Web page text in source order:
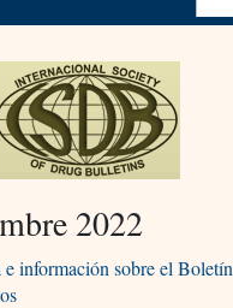
2022
e información sobre el Boletín